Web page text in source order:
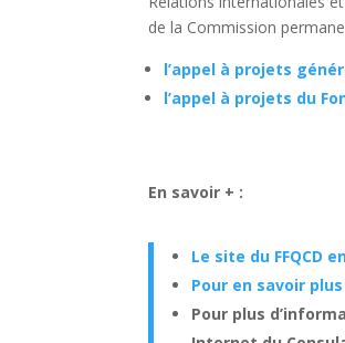
de la Commission
l’appel à projets
l’appel à projets du
En savoir + :
Le site du FFQCD
Pour en savoir plus
Pour plus